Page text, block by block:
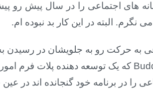
های اجتماعی را در سال پیش رو
نگرم. البته در این کار بد نبوده ام.
به حرکت رو به جلویشان در رسیدن